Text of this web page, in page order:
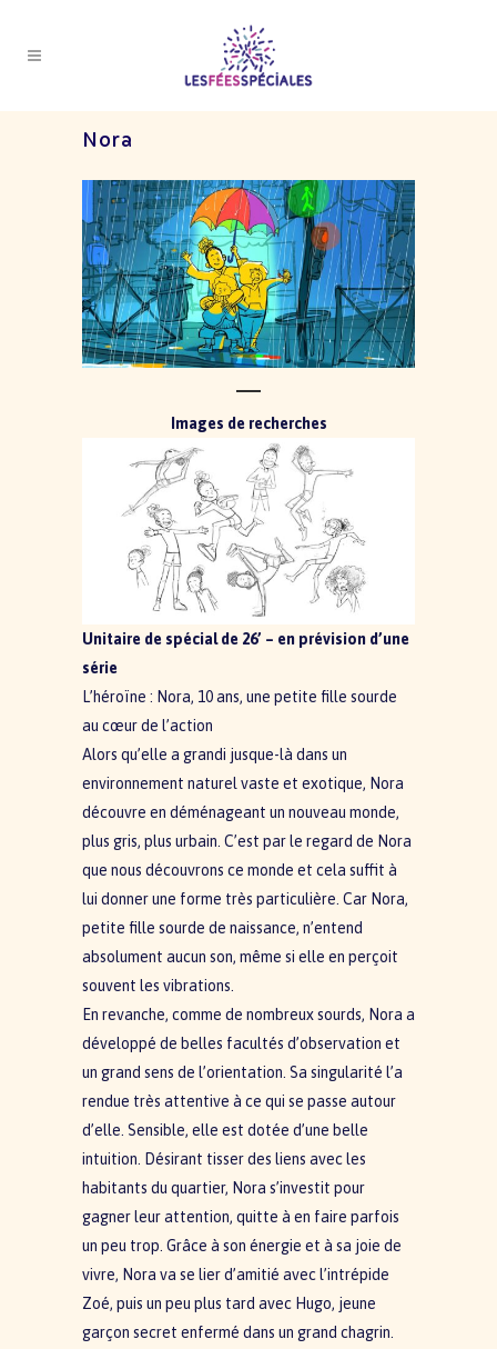
Nora
Images de recherches
Unitaire de spécial de 26’ – en prévision d’une
série
L’héroïne : Nora, 10 ans, une petite fille sourde
au cœur de l’action
Alors qu’elle a grandi jusque-là dans un
environnement naturel vaste et exotique, Nora
découvre en déménageant un nouveau monde,
plus gris, plus urbain. C’est par le regard de Nora
que nous découvrons ce monde et cela suffit à
lui donner une forme très particulière. Car Nora,
petite fille sourde de naissance, n’entend
absolument aucun son, même si elle en perçoit
souvent les vibrations.
En revanche, comme de nombreux sourds, Nora a
développé de belles facultés d’observation et
un grand sens de l’orientation. Sa singularité l’a
rendue très attentive à ce qui se passe autour
d’elle. Sensible, elle est dotée d’une belle
intuition. Désirant tisser des liens avec les
habitants du quartier, Nora s’investit pour
gagner leur attention, quitte à en faire parfois
un peu trop. Grâce à son énergie et à sa joie de
vivre, Nora va se lier d’amitié avec l’intrépide
Zoé, puis un peu plus tard avec Hugo, jeune
garçon secret enfermé dans un grand chagrin.